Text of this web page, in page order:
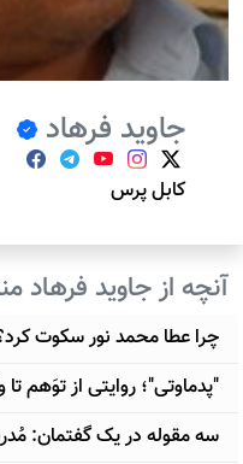
جاويد فرهاد
کابل پرس
آنچه از جاويد
چرا عطا محمد نور سکوت
"پدماوتی"؛ روایتی از توَهم
سه مقوله در یک گفتمان: